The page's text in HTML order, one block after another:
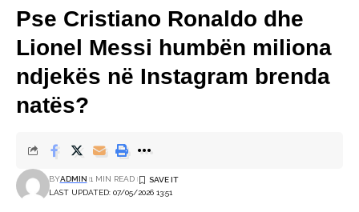
Pse Cristiano Ronaldo dhe
Lionel Messi humbën miliona
ndjekës në Instagram brenda
natës?
LAST UPDATED: 07/05/2026 13:51
BYADMIN 1 MIN READ